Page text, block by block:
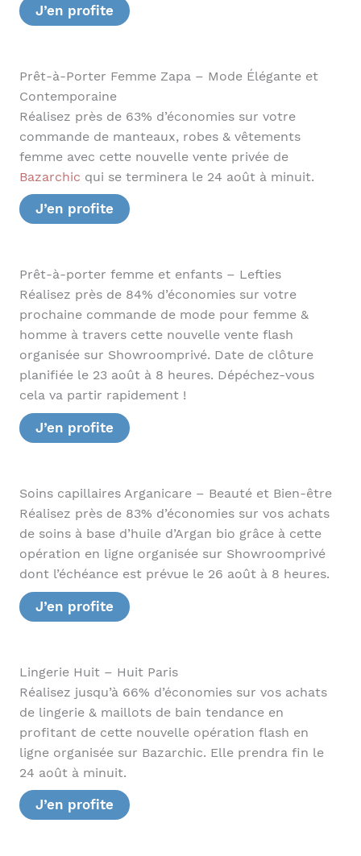
J’en profite
Prêt-à-Porter Femme Zapa – Mode Élégante et
Contemporaine
Réalisez près de 63% d’économies sur votre
commande de manteaux, robes & vêtements
femme avec cette nouvelle vente privée de
Bazarchic qui se terminera le 24 août à minuit.
J’en profite
Prêt-à-porter femme et enfants – Lefties
Réalisez près de 84% d’économies sur votre
prochaine commande de mode pour femme &
homme à travers cette nouvelle vente flash
organisée sur Showroomprivé. Date de clôture
planifiée le 23 août à 8 heures. Dépéchez-vous
cela va partir rapidement !
J’en profite
Soins capillaires Arganicare – Beauté et Bien-être
Réalisez près de 83% d’économies sur vos achats
de soins à base d’huile d’Argan bio grâce à cette
opération en ligne organisée sur Showroomprivé
dont l’échéance est prévue le 26 août à 8 heures.
J’en profite
Lingerie Huit – Huit Paris
Réalisez jusqu’à 66% d’économies sur vos achats
de lingerie & maillots de bain tendance en
profitant de cette nouvelle opération flash en
ligne organisée sur Bazarchic. Elle prendra fin le
24 août à minuit.
J’en profite